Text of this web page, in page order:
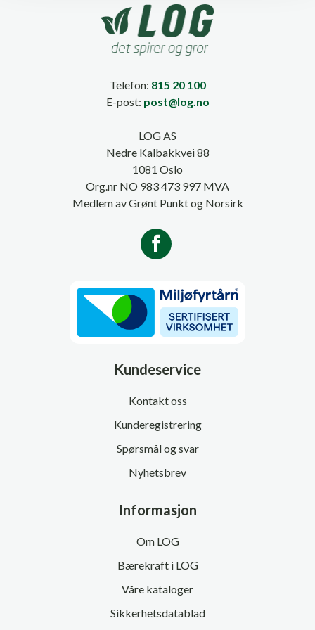
Telefon: 815 20 100
E-post: post@log.no
LOG AS
Nedre Kalbakkvei 88
1081 Oslo
Org.nr NO 983 473 997 MVA
Medlem av Grønt Punkt og Norsirk
Kundeservice
Kontakt oss
Kunderegistrering
Spørsmål og svar
Nyhetsbrev
Informasjon
Om LOG
Bærekraft i LOG
Våre kataloger
Sikkerhetsdatablad